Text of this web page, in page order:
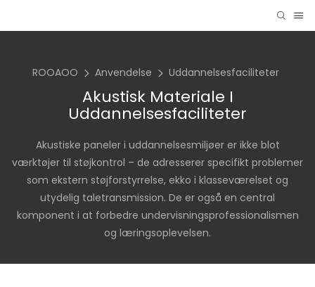
ROOAOO Anvendelse Uddannelsesfaciliteter
Akustisk Materiale I
Uddannelsesfaciliteter
Akustiske paneler i uddannelsesmiljøer er ikke blot
værktøjer til støjkontrol – de adresserer specifikt problemer
som ekstern støjforstyrrelse, ekko i klasseværelset og
utydelig taletransmission. De er også en central
komponent i at forbedre undervisningsprofessionalismen
og læringsoplevelsen.